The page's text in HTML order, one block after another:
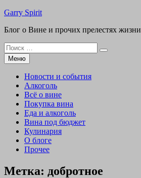
Перейти
содержимому
Garry Spirit
Блог о Вине и прочих прелестях жизни
Поиск
для:
Меню
Новости и события
Алкоголь
Всё о вине
Покупка вина
Еда и алкоголь
Вина под бюджет
Кулинария
О блоге
Прочее
Метка: добротное